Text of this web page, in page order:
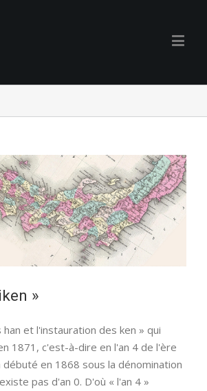
»
han et l'instauration des ken » qui
1871, c'est-à-dire en l'an 4 de l'ère
en 1868 sous la dénomination
pas d'an 0. D'où « l'an 4 »